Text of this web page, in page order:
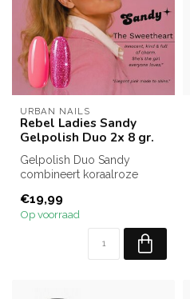
URBAN NAILS
Rebel Ladies Sandy
Gelpolish Duo 2x 8 gr.
Gelpolish Duo Sandy
combineert koraalroze
sprankelende roze gl...
€19,99
Op voorraad